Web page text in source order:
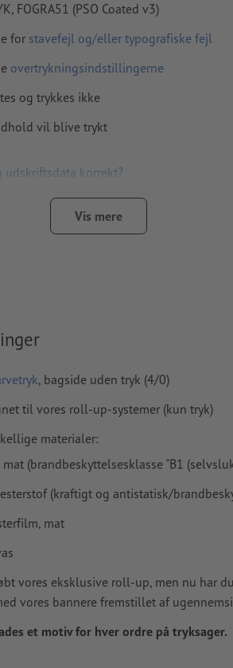
FOGRA51 (PSO Coated v3)
for stavefejl og/eller typografiske fejl
overtrykningsindstillingerne
og trykkes ikke
vil blive trykt
udskriftsdata korrekt?
Vis mere
, bagside uden tryk (4/0)
til vores roll-up-systemer (kun tryk)
materialer:
mat (brandbeskyttelsesklasse "B1
(kraftigt og antistatisk/
mat
vores eksklusive roll-up, men nu har
vores bannere fremstillet af
et motiv for hver ordre på tryksager.